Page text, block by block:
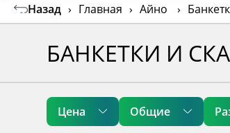
Назад › Главная › Айно ›
БАНКЕТКИ И
Цена Общие